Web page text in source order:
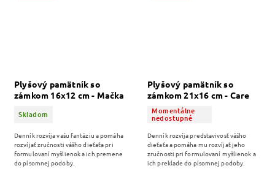
Plyšový pamätník so
zámkom 16x12 cm - Mačka
Skladom
Denník rozvíja vašu fantáziu a pomáha
rozvíjať zručnosti vášho dieťaťa pri
formulovaní myšlienok a ich premene
do písomnej podoby.
Plyšový pamätník so
zámkom 21x16 cm - Care
Bears - 580133
Momentálne
nedostupné
Denník rozvíja predstavivosť vášho
dieťaťa a pomáha mu rozvíjať jeho
zručnosti pri formulovaní myšlienok a
ich preklade do písomnej podoby.